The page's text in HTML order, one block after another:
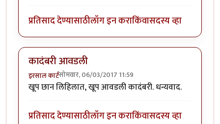
प्रतिसाद देण्यासाठीलॉग इन कराकिंवासदस्य व्हा
कादंबरी आवडली
इरसाल कार्टंसोमवार, 06/03/2017 11:59
खूप छान लिहिलात, खूप आवडली कादंबरी. धन्यवाद.
प्रतिसाद देण्यासाठीलॉग इन कराकिंवासदस्य व्हा